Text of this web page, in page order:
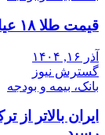
قیمت طلا ۱۸ عیار امروز ۱۶ آذر اعلام شد + جدول
آذر ۱۶, ۱۴۰۴
گسترش نیوز
بانک، بیمه و بودجه
ایران بالاتر